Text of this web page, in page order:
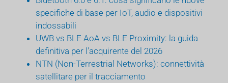
specifiche di base per IoT, audio e dispositivi
indossabili
UWB vs BLE AoA vs BLE Proximity: la guida
definitiva per l'acquirente del 2026
NTN (Non-Terrestrial Networks): connettività
satellitare per il tracciamento